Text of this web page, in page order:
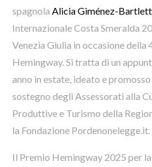
spagnola Alicia Giménez-Bartlett
Internazionale Costa Smeralda
Venezia Giulia in occasione della
Hemingway. Si tratta di un
anno in estate, ideato e
sostegno degli Assessorati alla
Produttive e Turismo della
la Fondazione Pordenonelegge.it.
Il Premio Hemingway 2025 per